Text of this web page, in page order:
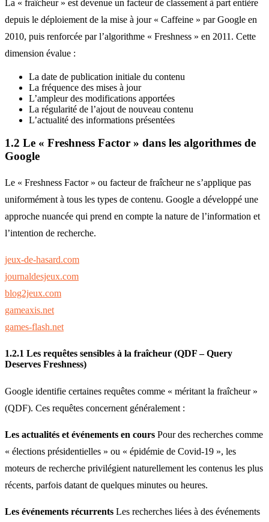
La « fraîcheur » est devenue un facteur de classement à part entière
depuis le déploiement de la mise à jour « Caffeine » par Google en
2010, puis renforcée par l’algorithme « Freshness » en 2011. Cette
dimension évalue :
La date de publication initiale du contenu
La fréquence des mises à jour
L’ampleur des modifications apportées
La régularité de l’ajout de nouveau contenu
L’actualité des informations présentées
1.2 Le « Freshness Factor » dans les algorithmes de
Google
Le « Freshness Factor » ou facteur de fraîcheur ne s’applique pas
uniformément à tous les types de contenu. Google a développé une
approche nuancée qui prend en compte la nature de l’information et
l’intention de recherche.
jeux-de-hasard.com
journaldesjeux.com
blog2jeux.com
gameaxis.net
games-flash.net
1.2.1 Les requêtes sensibles à la fraîcheur (QDF – Query
Deserves Freshness)
Google identifie certaines requêtes comme « méritant la fraîcheur »
(QDF). Ces requêtes concernent généralement :
Les actualités et événements en cours Pour des recherches comme
« élections présidentielles » ou « épidémie de Covid-19 », les
moteurs de recherche privilégient naturellement les contenus les plus
récents, parfois datant de quelques minutes ou heures.
Les événements récurrents Les recherches liées à des événements